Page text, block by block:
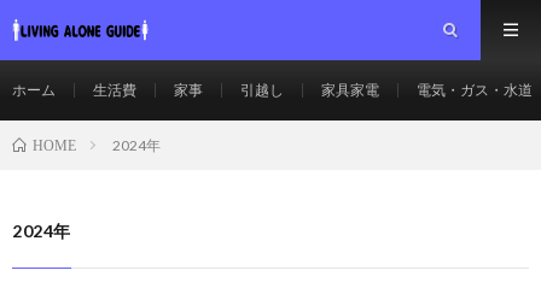
ホーム 生活費 家事 引越し 家具家電 電気・ガス・水道
HOME 2024年
2024年